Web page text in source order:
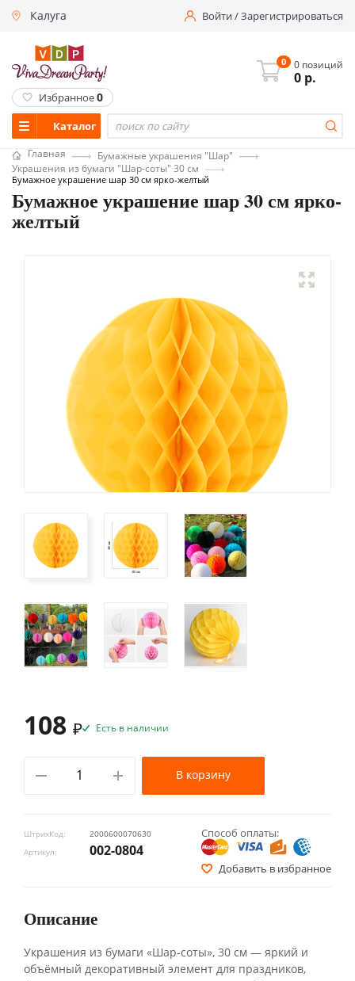
Калуга Войти/Зарегистрироваться
Каталог
0 0 позиций
0 р.
Избранное0
Главная
Бумажные украшения "Шар"
Украшения из бумаги "Шар-соты" 30 см
Бумажное украшение шар 30 см ярко-желтый
Бумажное украшение шар 30 см ярко-
желтый
ШтрихКод:
2000600070630
Артикул:
002-0804
Способ оплаты:
Добавить в избранное
108 ₽ Есть в наличии
В корзину
Описание
Украшения из бумаги «Шар-соты», 30 см — яркий и
объёмный декоративный элемент для праздников,